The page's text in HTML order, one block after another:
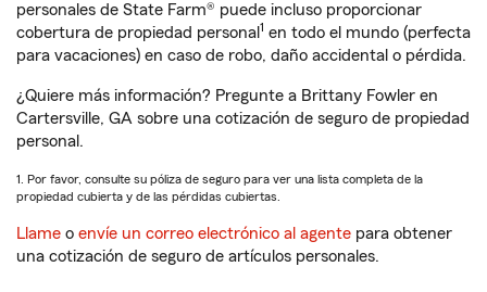
personales de State Farm® puede incluso proporcionar
cobertura de propiedad personal 1 en todo el mundo (perfecta
para vacaciones) en caso de robo, daño accidental o pérdida.
¿Quiere más información? Pregunte a Brittany Fowler en
Cartersville, GA sobre una cotización de seguro de propiedad
personal.
1. Por favor, consulte su póliza de seguro para ver una lista completa de la
propiedad cubierta y de las pérdidas cubiertas.
Llame o envíe un correo electrónico al agente para obtener
una cotización de seguro de artículos personales.